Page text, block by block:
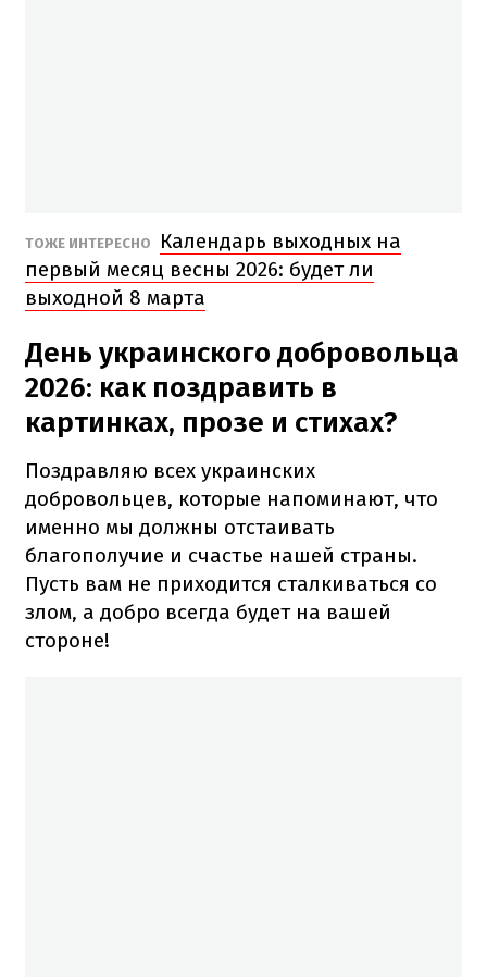
ТОЖЕ ИНТЕРЕСНО
Календарь выходных на
первый месяц весны 2026: будет ли
выходной 8 марта
День украинского добровольца
2026: как поздравить в
картинках, прозе и стихах?
Поздравляю всех украинских
добровольцев, которые напоминают, что
именно мы должны отстаивать
благополучие и счастье нашей страны.
Пусть вам не приходится сталкиваться со
злом, а добро всегда будет на вашей
стороне!